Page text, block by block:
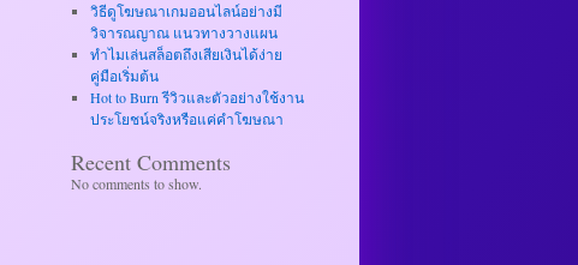
วิธีดูโฆษณาเกมออนไลน์อย่างมี
วิจารณญาณ แนวทางวางแผน
ทำไมเล่นสล็อตถึงเสียเงินได้ง่าย
คู่มือเริ่มต้น
Hot to Burn รีวิวและตัวอย่างใช้งาน
ประโยชน์จริงหรือแค่คำโฆษณา
Recent Comments
No comments to show.